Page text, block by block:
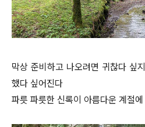
막상 준비하고 나오려면 귀찮다 싶
했다 싶어진다
파릇 파릇한 신록이 아름다운 계절